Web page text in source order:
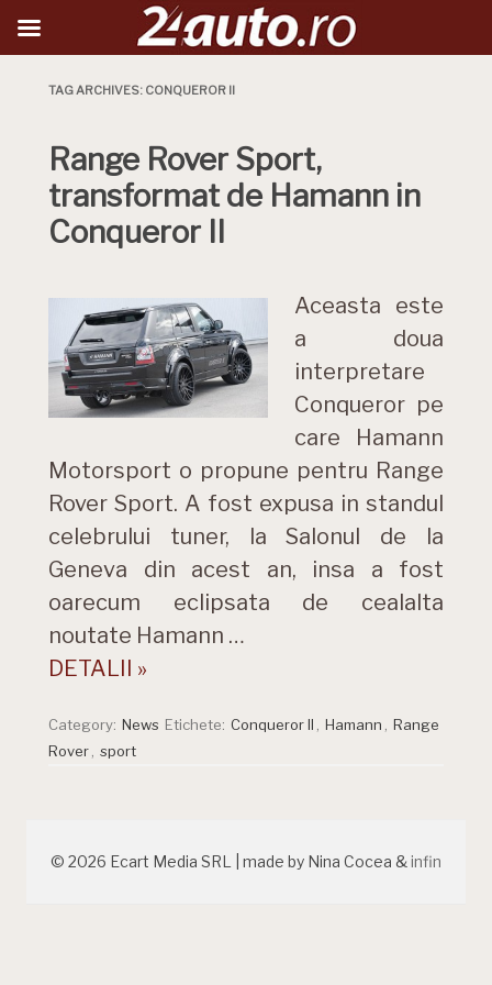
TAG ARCHIVES: CONQUEROR II
Range Rover Sport,
transformat de Hamann in
Conqueror II
Aceasta este
a doua
interpretare
Conqueror pe
care Hamann
Motorsport o propune pentru Range
Rover Sport. A fost expusa in standul
celebrului tuner, la Salonul de la
Geneva din acest an, insa a fost
oarecum eclipsata de cealalta
noutate Hamann …
DETALII »
Category: News Etichete: Conqueror II Hamann
Range
Rover
sport
© 2026 Ecart Media SRL | made by Nina Cocea &infin